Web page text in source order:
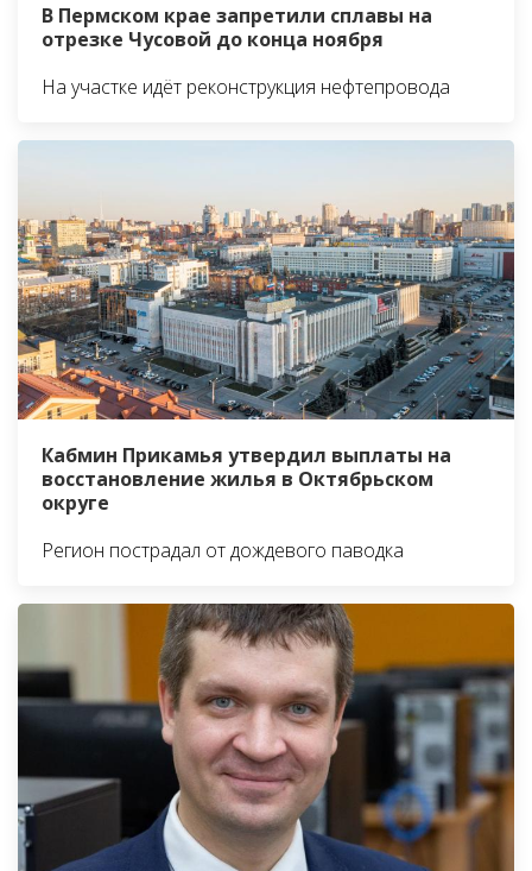
В Пермском крае запретили сплавы на
отрезке Чусовой до конца ноября
На участке идёт реконструкция нефтепровода
Кабмин Прикамья утвердил выплаты на
восстановление жилья в Октябрьском
округе
Регион пострадал от дождевого паводка